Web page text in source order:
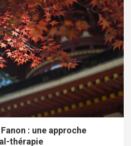
: une approche
thérapie